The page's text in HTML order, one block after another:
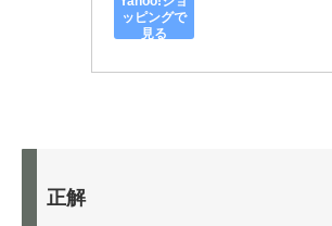
ッピングで
見る
正解